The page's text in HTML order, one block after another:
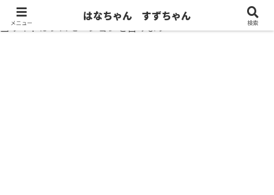
当サイトはプロモーションを含みます
メニュー
はなちゃん すずちゃん
検索